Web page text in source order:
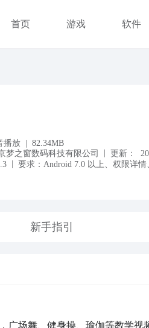
首页 游戏 软件
播放
82.34MB
梦之窗数码科技有限公司 更新：
要求： Android 7.0 以上、 权限详情
新手指引
广场舞、健身操、瑜伽等教学